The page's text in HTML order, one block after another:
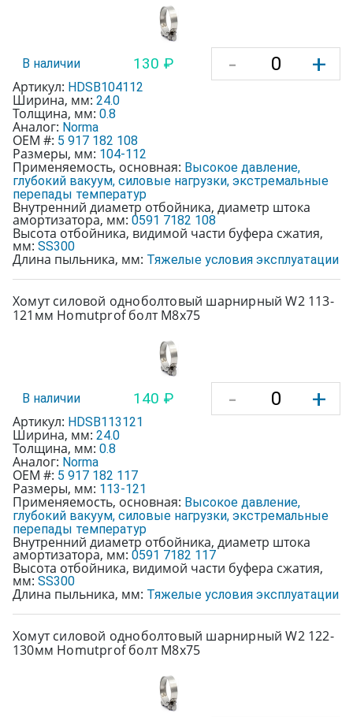
В наличии 130 ₽ - +
Артикул: HDSB104112
Ширина, мм: 24.0
Толщина, мм: 0.8
Аналог: Norma
OEM #: 5 917 182 108
Размеры, мм: 104-112
Применяемость, основная: Высокое давление,
глубокий вакуум, силовые нагрузки, экстремальные
перепады температур
Внутренний диаметр отбойника, диаметр штока
амортизатора, мм: 0591 7182 108
Высота отбойника, видимой части буфера сжатия,
мм: SS300
Длина пыльника, мм: Тяжелые условия эксплуатации
Хомут силовой одноболтовый шарнирный W2 113-
121мм Homutprof болт М8х75
В наличии 140 ₽ - +
Артикул: HDSB113121
Ширина, мм: 24.0
Толщина, мм: 0.8
Аналог: Norma
OEM #: 5 917 182 117
Размеры, мм: 113-121
Применяемость, основная: Высокое давление,
глубокий вакуум, силовые нагрузки, экстремальные
перепады температур
Внутренний диаметр отбойника, диаметр штока
амортизатора, мм: 0591 7182 117
Высота отбойника, видимой части буфера сжатия,
мм: SS300
Длина пыльника, мм: Тяжелые условия эксплуатации
Хомут силовой одноболтовый шарнирный W2 122-
130мм Homutprof болт М8х75